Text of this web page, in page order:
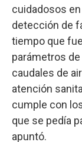
cuidadosos
detección de
tiempo que
parámetros
caudales de
atención
cumple con
que se pedía
apuntó.